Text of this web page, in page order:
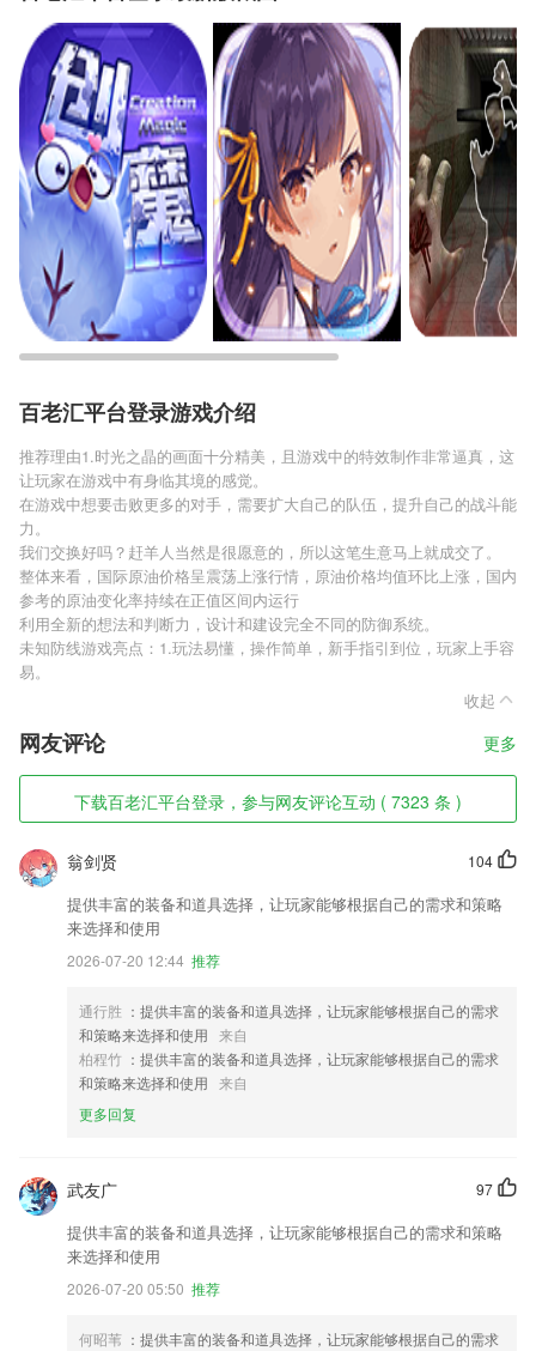
百老汇平台登录游戏介绍
推荐理由1.时光之晶的画面十分精美，且游戏中的特效制作非常逼真，这
让玩家在游戏中有身临其境的感觉。
在游戏中想要击败更多的对手，需要扩大自己的队伍，提升自己的战斗能
力。
我们交换好吗？赶羊人当然是很愿意的，所以这笔生意马上就成交了。
整体来看，国际原油价格呈震荡上涨行情，原油价格均值环比上涨，国内
参考的原油变化率持续在正值区间内运行
利用全新的想法和判断力，设计和建设完全不同的防御系统。
未知防线游戏亮点：1.玩法易懂，操作简单，新手指引到位，玩家上手容
易。
收起
网友评论 更多
下载百老汇平台登录，参与网友评论互动 ( 7323 条 )
104
翁剑贤
提供丰富的装备和道具选择，让玩家能够根据自己的需求和策略
来选择和使用
2026-07-20 12:44 推荐
通行胜 ：提供丰富的装备和道具选择，让玩家能够根据自己的需求
和策略来选择和使用 来自
柏程竹 ：提供丰富的装备和道具选择，让玩家能够根据自己的需求
和策略来选择和使用 来自
更多回复
97
武友广
提供丰富的装备和道具选择，让玩家能够根据自己的需求和策略
来选择和使用
2026-07-20 05:50 推荐
何昭苇 ：提供丰富的装备和道具选择，让玩家能够根据自己的需求